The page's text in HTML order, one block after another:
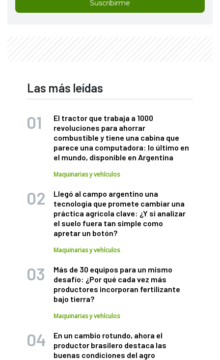
Suscribirme
Las más leídas
El tractor que trabaja a 1000
revoluciones para ahorrar
combustible y tiene una cabina que
parece una computadora: lo último en
el mundo, disponible en Argentina
Maquinarias y vehículos
Llegó al campo argentino una
tecnología que promete cambiar una
práctica agrícola clave: ¿Y si analizar
el suelo fuera tan simple como
apretar un botón?
Maquinarias y vehículos
Más de 30 equipos para un mismo
desafío: ¿Por qué cada vez más
productores incorporan fertilizante
bajo tierra?
Maquinarias y vehículos
En un cambio rotundo, ahora el
productor brasilero destaca las
buenas condiciones del agro